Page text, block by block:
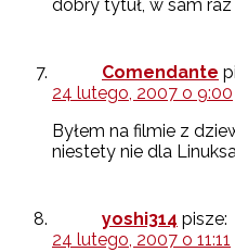
dobry tytuł, w sam raz
Comendante
24 lutego, 2007 o 9:00
Byłem na filmie z
niestety nie dla
yoshi314 pisze:
24 lutego, 2007 o 11:11